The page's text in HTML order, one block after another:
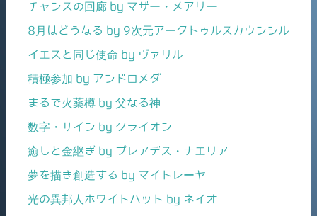
チャンスの回廊 by マザー・メアリー
8月はどうなる by 9次元アークトゥルスカウンシル
イエスと同じ使命 by ヴァリル
積極参加 by アンドロメダ
まるで火薬樽 by 父なる神
数字・サイン by クライオン
癒しと金継ぎ by プレアデス・ナエリア
夢を描き創造する by マイトレーヤ
光の異邦人ホワイトハット by ネイオ